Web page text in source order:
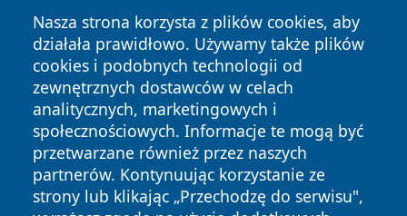
Nasza strona korzysta z plików cookies, aby
działała prawidłowo. Używamy także plików
cookies i podobnych technologii od
zewnętrznych dostawców w celach
analitycznych, marketingowych i
społecznościowych. Informacje te mogą być
przetwarzane również przez naszych
partnerów. Kontynuując korzystanie ze
strony lub klikając „Przechodzę do serwisu",
Copyright © 2026 24slupsk.pl Wszystkie prawa zastrzeżone.
News Autorzy
Polityka
Prywatności
Polityka
Cookies